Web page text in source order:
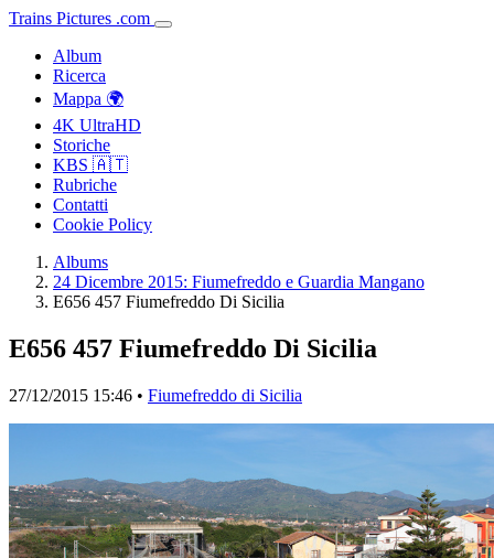
Trains Pictures .com
Album
Ricerca
Mappa 🌍
4K UltraHD
Storiche
KBS 🇦🇹
Rubriche
Contatti
Cookie Policy
Albums
24 Dicembre 2015: Fiumefreddo e Guardia Mangano
E656 457 Fiumefreddo Di Sicilia
E656 457 Fiumefreddo Di Sicilia
27/12/2015 15:46 • Fiumefreddo di Sicilia